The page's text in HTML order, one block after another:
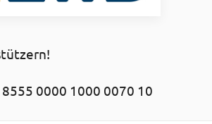
0000 1000 0070 10